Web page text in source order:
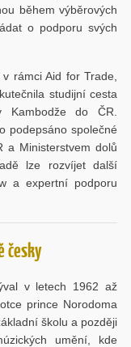
během výběrových
o podporu svých
rámci Aid for Trade,
studijní cesta
Kambodže do ČR.
podepsáno společné
a Ministerstvem dolů
lze rozvíjet další
a expertní podporu
česky
v letech 1962 až
prince Norodoma
školu a později
umění, kde